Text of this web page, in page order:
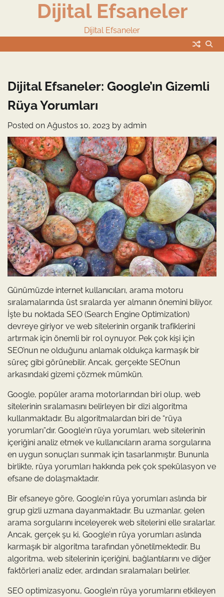
Dijital Efsaneler
Dijital Efsaneler
Dijital Efsaneler: Google’ın Gizemli
Rüya Yorumları
Posted on Ağustos 10, 2023 by admin
Günümüzde internet kullanıcıları, arama motoru
sıralamalarında üst sıralarda yer almanın önemini biliyor.
İşte bu noktada SEO (Search Engine Optimization)
devreye giriyor ve web sitelerinin organik trafiklerini
artırmak için önemli bir rol oynuyor. Pek çok kişi için
SEO’nun ne olduğunu anlamak oldukça karmaşık bir
süreç gibi görünebilir. Ancak, gerçekte SEO’nun
arkasındaki gizemi çözmek mümkün.
Google, popüler arama motorlarından biri olup, web
sitelerinin sıralamasını belirleyen bir dizi algoritma
kullanmaktadır. Bu algoritmalardan biri de “rüya
yorumları”dır. Google’ın rüya yorumları, web sitelerinin
içeriğini analiz etmek ve kullanıcıların arama sorgularına
en uygun sonuçları sunmak için tasarlanmıştır. Bununla
birlikte, rüya yorumları hakkında pek çok spekülasyon ve
efsane de dolaşmaktadır.
Bir efsaneye göre, Google’ın rüya yorumları aslında bir
grup gizli uzmana dayanmaktadır. Bu uzmanlar, gelen
arama sorgularını inceleyerek web sitelerini elle sıralarlar.
Ancak, gerçek şu ki, Google’ın rüya yorumları aslında
karmaşık bir algoritma tarafından yönetilmektedir. Bu
algoritma, web sitelerinin içeriğini, bağlantılarını ve diğer
faktörleri analiz eder, ardından sıralamaları belirler.
SEO optimizasyonu, Google’ın rüya yorumlarını etkileyen